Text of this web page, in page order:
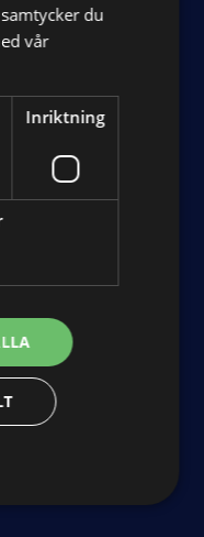
du
vår
Inriktning